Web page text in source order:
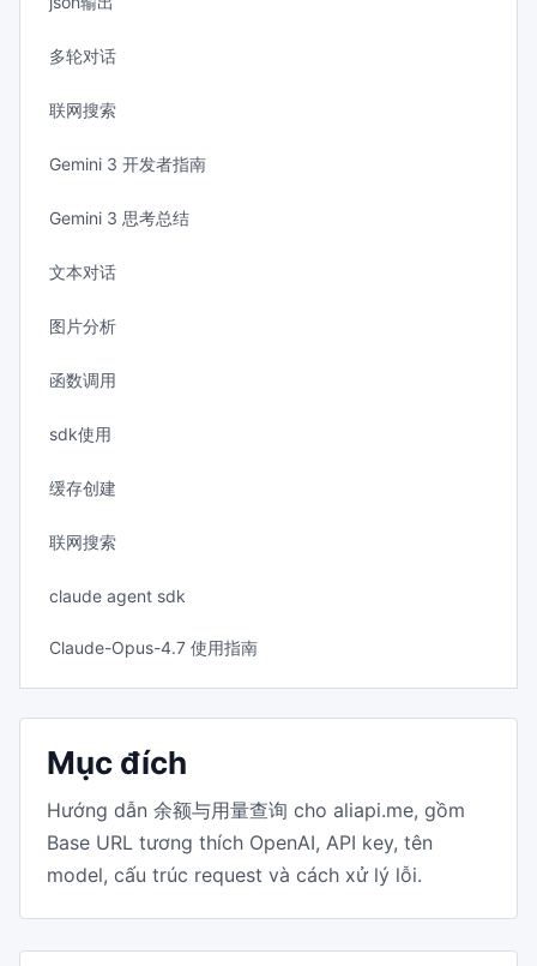
多轮对话
联网搜索
Gemini 3 开发者指南
Gemini 3 思考总结
文本对话
图片分析
函数调用
sdk使用
缓存创建
联网搜索
claude agent sdk
Claude-Opus-4.7 使用指南
Mục đích
Hướng dẫn 余额与用量查询 cho aliapi.me, gồm
Base URL tương thích OpenAI, API key, tên
model, cấu trúc request và cách xử lý lỗi.